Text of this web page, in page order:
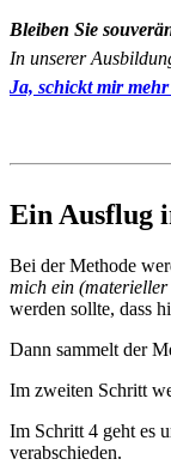
Bleiben Sie
In unserer
Ja, schickt mir
Ein Ausflug
Bei der Methode
mich ein
werden sollte, dass
Dann sammelt der
Im zweiten Schritt
Im Schritt 4 geht es
verabschieden.